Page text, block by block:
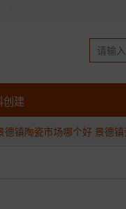
创建
德镇陶瓷市场哪个好 景德